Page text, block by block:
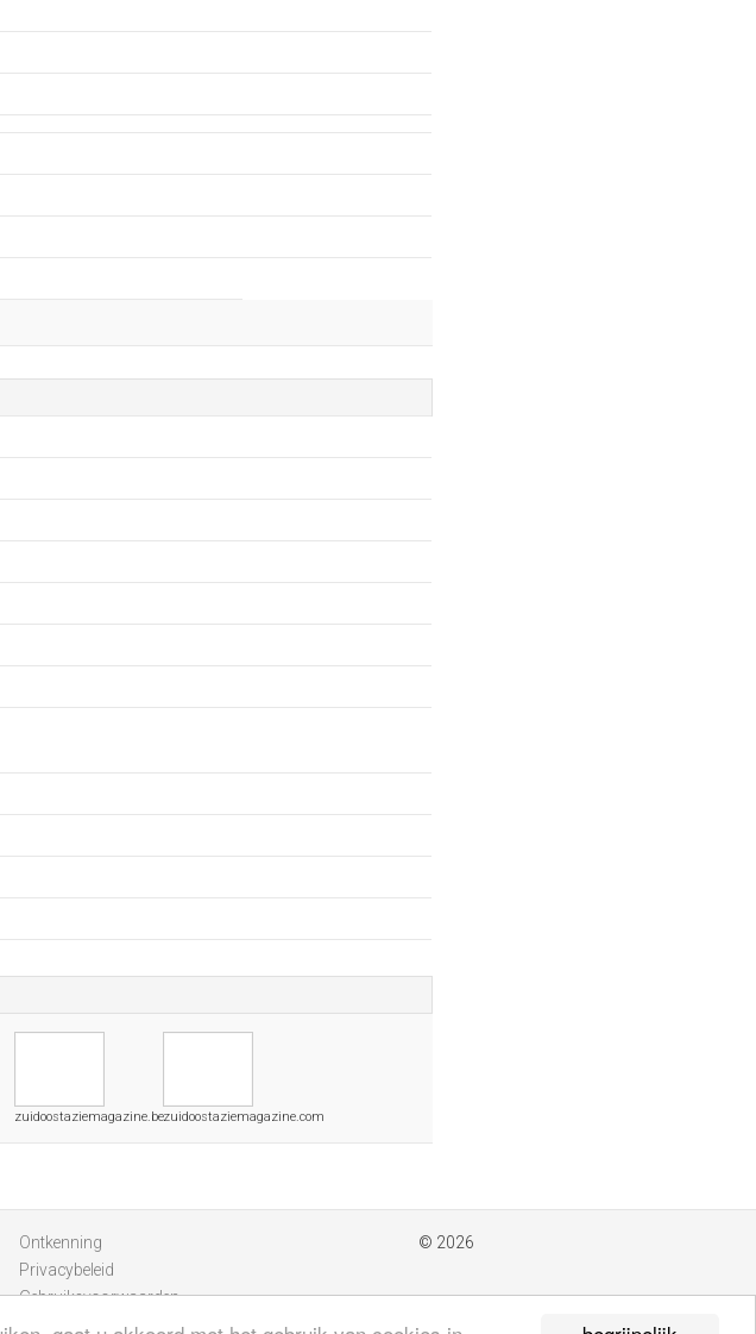
zuidoostaziemagazine.bezuidoostaziemagazine.com
Ontkenning
Privacybeleid
Gebruiksvoorwaarden
© 2026